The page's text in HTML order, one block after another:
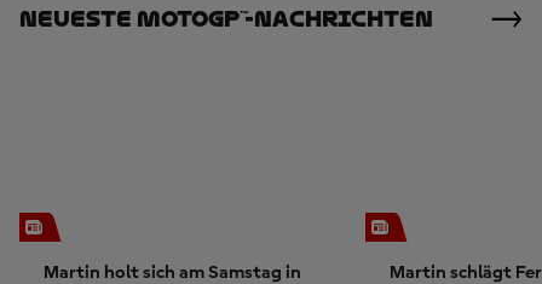
Neueste MotoGP™-Nachrichten
Martin holt sich am Samstag in
Martin schlägt